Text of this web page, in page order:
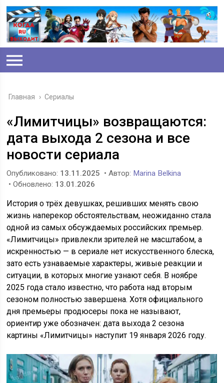
Главная › Сериалы
«Лимитчицы» возвращаются:
дата выхода 2 сезона и все
новости сериала
Опубликовано: 13.11.2025 • Автор: Marina Belkina
• Обновлено: 13.01.2026
История о трёх девушках, решивших менять свою
жизнь наперекор обстоятельствам, неожиданно стала
одной из самых обсуждаемых российских премьер.
«Лимитчицы» привлекли зрителей не масштабом, а
искренностью — в сериале нет искусственного блеска,
зато есть узнаваемые характеры, живые реакции и
ситуации, в которых многие узнают себя. В ноябре
2025 года стало известно, что работа над вторым
сезоном полностью завершена. Хотя официального
дня премьеры продюсеры пока не называют,
ориентир уже обозначен: дата выхода 2 сезона
картины «Лимитчицы» наступит 19 января 2026 году.